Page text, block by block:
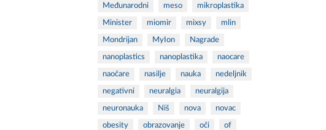
Međunarodni meso mikroplastika
Minister miomir mixsy mlin
Mondrijan MyIon Nagrade
nanoplastics nanoplastika naocare
naočare nasilje nauka nedeljnik
negativni neuralgia neuralgija
neuronauka Niš nova novac
obesity obrazovanje oči of